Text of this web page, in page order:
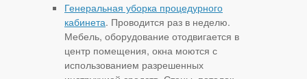
Генеральная уборка процедурного
кабинета. Проводится раз в неделю.
Мебель, оборудование отодвигается в
центр помещения, окна моются с
использованием разрешенных